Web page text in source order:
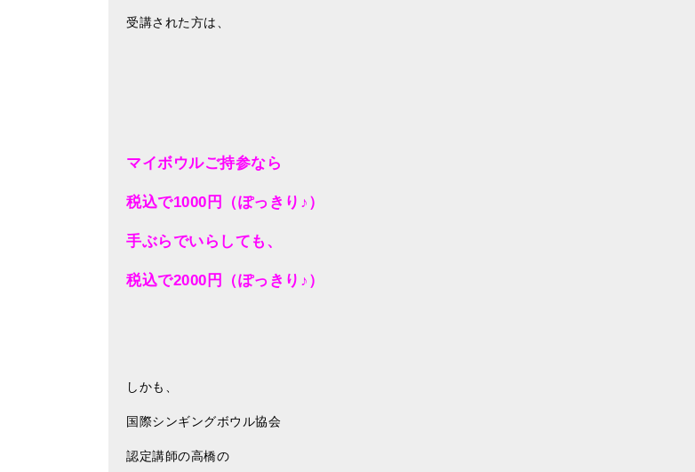
受講された方は、
マイボウルご持参なら
税込で1000円（ぽっきり♪）
手ぶらでいらしても、
税込で2000円（ぽっきり♪）
しかも、
国際シンギングボウル協会
認定講師の高橋の